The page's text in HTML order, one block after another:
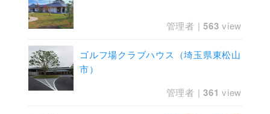
管理者 | 563 view
ゴルフ場クラブハウス（埼玉県東松山
市）
管理者 | 361 view